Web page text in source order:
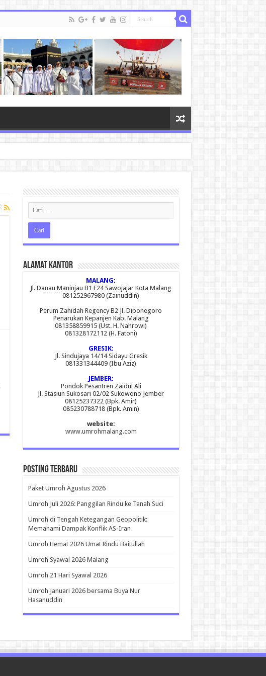
Alamat Kantor
MALANG:
Jl. Danau Maninjau B1 F24 Sawojajar Kota Malang
081252967980 (Zainuddin)
Perum Zahidah Regency B2 Jl. Diponegoro
Penarukan Kepanjen Kab. Malang
081358859915 (Ust. H. Nahrowi)
081328172112 (H. Fatoni)
GRESIK:
Jl. Sindujaya 14/14 Sidayu Gresik
081331344409 (Ibu Aziz)
JEMBER:
Pondok Pesantren Zaidul Ali
Jl. Stasiun Sukosari 02/02 Sukowono Jember
08125237322 (Bpk. Amir)
085230788718 (Bpk. Amin)
website:
www.umrohmalang.com
Posting Terbaru
Paket Umroh Agustus 2026
Umroh Juli 2026: Panggilan Rindu ke Tanah Suci
Umroh di Tengah Ketegangan Geopolitik:
Memahami Dampak Konflik AS-Iran
Umroh Hemat 2026 Umat Rindu Baitullah
Umroh Syawal 2026 Malang
Umroh 21 Hari Syawal 2026
Umroh Januari 2026 bersama Buya Nur
Hasanuddin